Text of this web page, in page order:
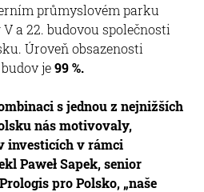
průmyslovém parku
a 22. budovou společnosti
Úroveň obsazenosti
je99 %.
s jednou z nejnižších
nás motivovaly,
investicích v rámci
Paweł Sapek, senior
pro Polsko, „naše